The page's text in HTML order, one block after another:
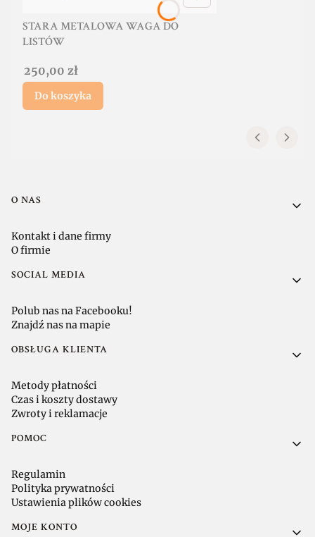
STARA METALOWA WAGA DO
LISTÓW
Cena
250,00 zł
Do koszyka
Linki w stopce
O NAS
Kontakt i dane firmy
O firmie
SOCIAL MEDIA
Polub nas na Facebooku!
Znajdź nas na mapie
OBSŁUGA KLIENTA
Metody płatności
Czas i koszty dostawy
Zwroty i reklamacje
POMOC
Regulamin
Polityka prywatności
Ustawienia plików cookies
MOJE KONTO